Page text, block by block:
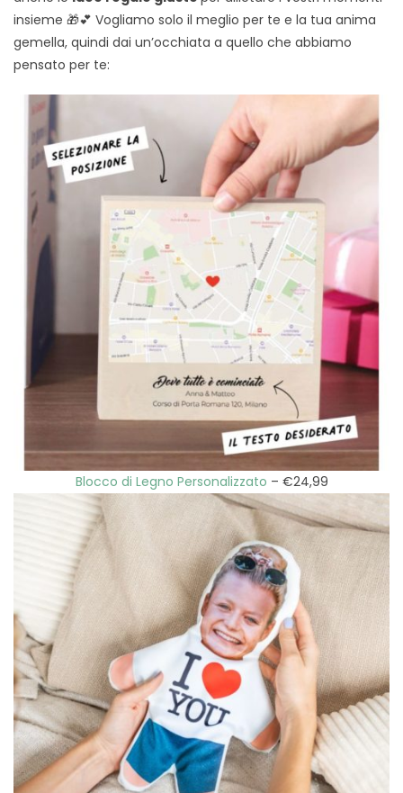
insieme 🎁💕 Vogliamo solo il meglio per te e la tua anima
gemella, quindi dai un’occhiata a quello che abbiamo
pensato per te:
Blocco di Legno Personalizzato – €24,99